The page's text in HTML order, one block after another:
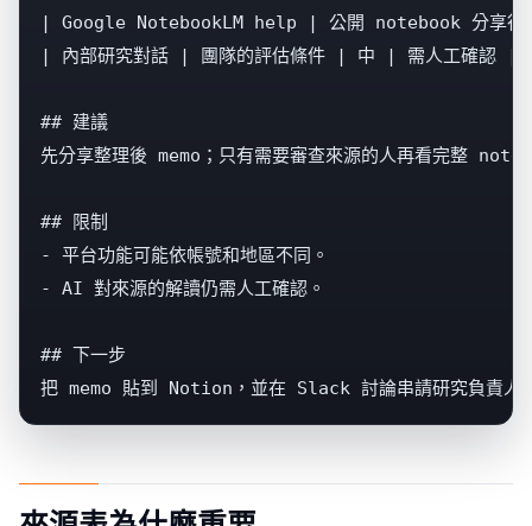
| Google NotebookLM help | 公開 notebook 分享
| 內部研究對話 | 團隊的評估條件 | 中 | 需人工確認 |
## 建議
先分享整理後 memo；只有需要審查來源的人再看完整
## 限制
- 平台功能可能依帳號和地區不同。
- AI 對來源的解讀仍需人工確認。
## 下一步
把 memo 貼到 Notion，並在 Slack 討論串請研究負責人